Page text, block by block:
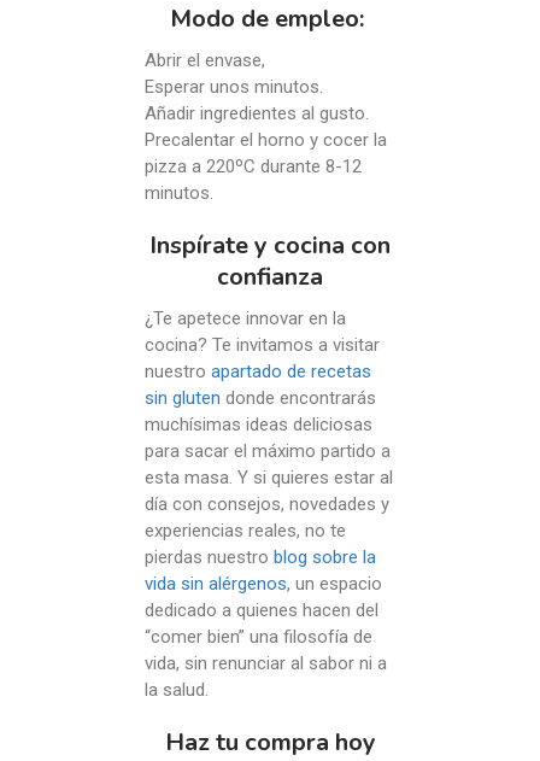
Modo de empleo:
Abrir el envase,
Esperar unos minutos.
Añadir ingredientes al gusto.
Precalentar el horno y cocer la
pizza a 220ºC durante 8-12
minutos.
Inspírate y cocina con
confianza
¿Te apetece innovar en la
cocina? Te invitamos a visitar
nuestro apartado de recetas
sin gluten donde encontrarás
muchísimas ideas deliciosas
para sacar el máximo partido a
esta masa. Y si quieres estar al
día con consejos, novedades y
experiencias reales, no te
pierdas nuestro blog sobre la
vida sin alérgenos, un espacio
dedicado a quienes hacen del
“comer bien” una filosofía de
vida, sin renunciar al sabor ni a
la salud.
Haz tu compra hoy